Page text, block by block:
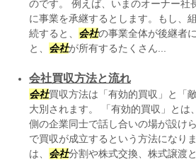
のです。 例えば、いまのオーナー社
に事業を承継するとします。もし、
続すると、 会社の事業全体が後継者
と、 会社が所有するたくさん...
会社買収方法と流れ
会社買収方法は「有効的買収」と「
大別されます。 「有効的買収」とは
側の企業同士で話し合いの場が設け
で買収が成立するという方法になり
は、 会社分割や株式交換、株式譲渡